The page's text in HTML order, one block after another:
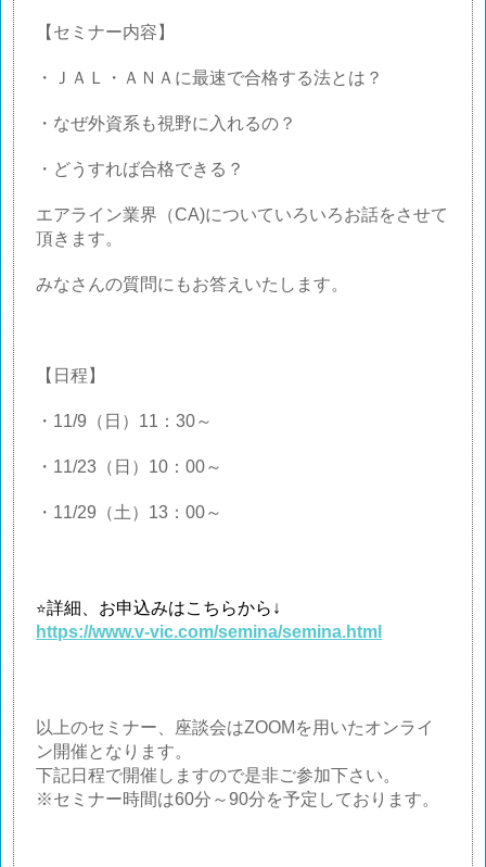
【セミナー内容】
・ＪＡＬ・ＡＮＡに最速で合格する法とは？
・なぜ外資系も視野に入れるの？
・どうすれば合格できる？
エアライン業界（CA)についていろいろお話をさせて
頂きます。
みなさんの質問にもお答えいたします。
【日程】
・ 11/9 （日） 11 ：30～
・ 11/23 （日） 10 ：00～
・ 11/29 （土） 13 ：00～
⭐詳細、お申込みはこちらから↓
https://www.v-vic.com/semina/semina.html
以上のセミナー、座談会はZOOM を用いたオンライ
ン開催となります。
下記日程で開催しますので是非ご参加下さい。
※セミナー時間は60分～90分を予定しております。